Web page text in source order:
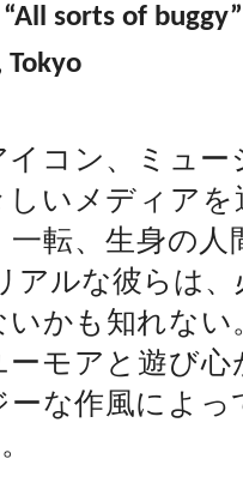
sorts of buggy”
Tokyo
イコン、ミュ
いメディアを
一転、生身の
アルな彼らは
いかも知れな
モアと遊び心
な作風によっ